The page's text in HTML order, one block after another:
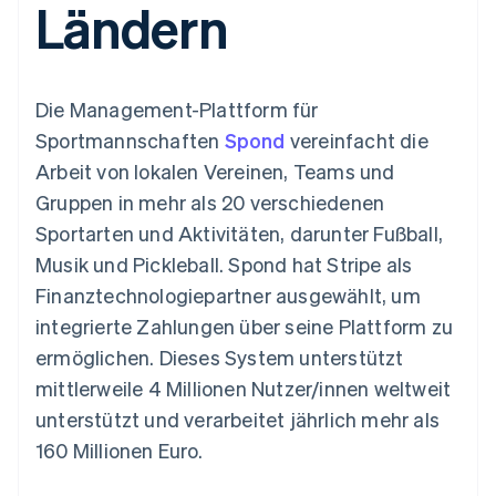
Zugriff auf mehr als
125
Authorization
Optimierung der
Autorisierungsraten
Beschleunigter
Bezahlvorgang
Connections
Verbundene
Product roadmap
Ausblick
Geldmanagement
Plattformen
SaaS
Nach Branche
KI-Unternehmen
Creator Economy
Gaming
Freizeit
Versicherungen
Medien und
Unterhaltung
Gemeinnützige
Organisationen
Fachdienstleistungen
Öffentlicher Sektor
Einzelhandel
Marktplatz auf
Grundlagen der
Abonnementverwaltung
nutzungsbasierte
Abrechnung um
Stablecoin-gestützte
Karten ausgeben: So
geht´s
Bereitstellung und
Verwaltung von
Diensten mit Agenten
App-Integrationen
Code-Beispiele
Entwickler-Blog
API-Status
Produkt-Roadmap
Stripe Sessions
Stripe Press
Kontakt
Sales-Team
kontaktieren
Partner werden
Ländern
Die Management-Plattform für
Sportmannschaften Spond vereinfacht die
Arbeit von lokalen Vereinen, Teams und
Gruppen in mehr als 20 verschiedenen
Sportarten und Aktivitäten, darunter Fußball,
Musik und Pickleball. Spond hat Stripe als
Finanztechnologiepartner ausgewählt, um
integrierte Zahlungen über seine Plattform zu
ermöglichen. Dieses System unterstützt
mittlerweile 4 Millionen Nutzer/innen weltweit
unterstützt und verarbeitet jährlich mehr als
160 Millionen Euro.